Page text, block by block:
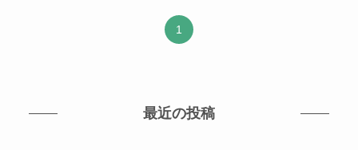
1
最近の投稿